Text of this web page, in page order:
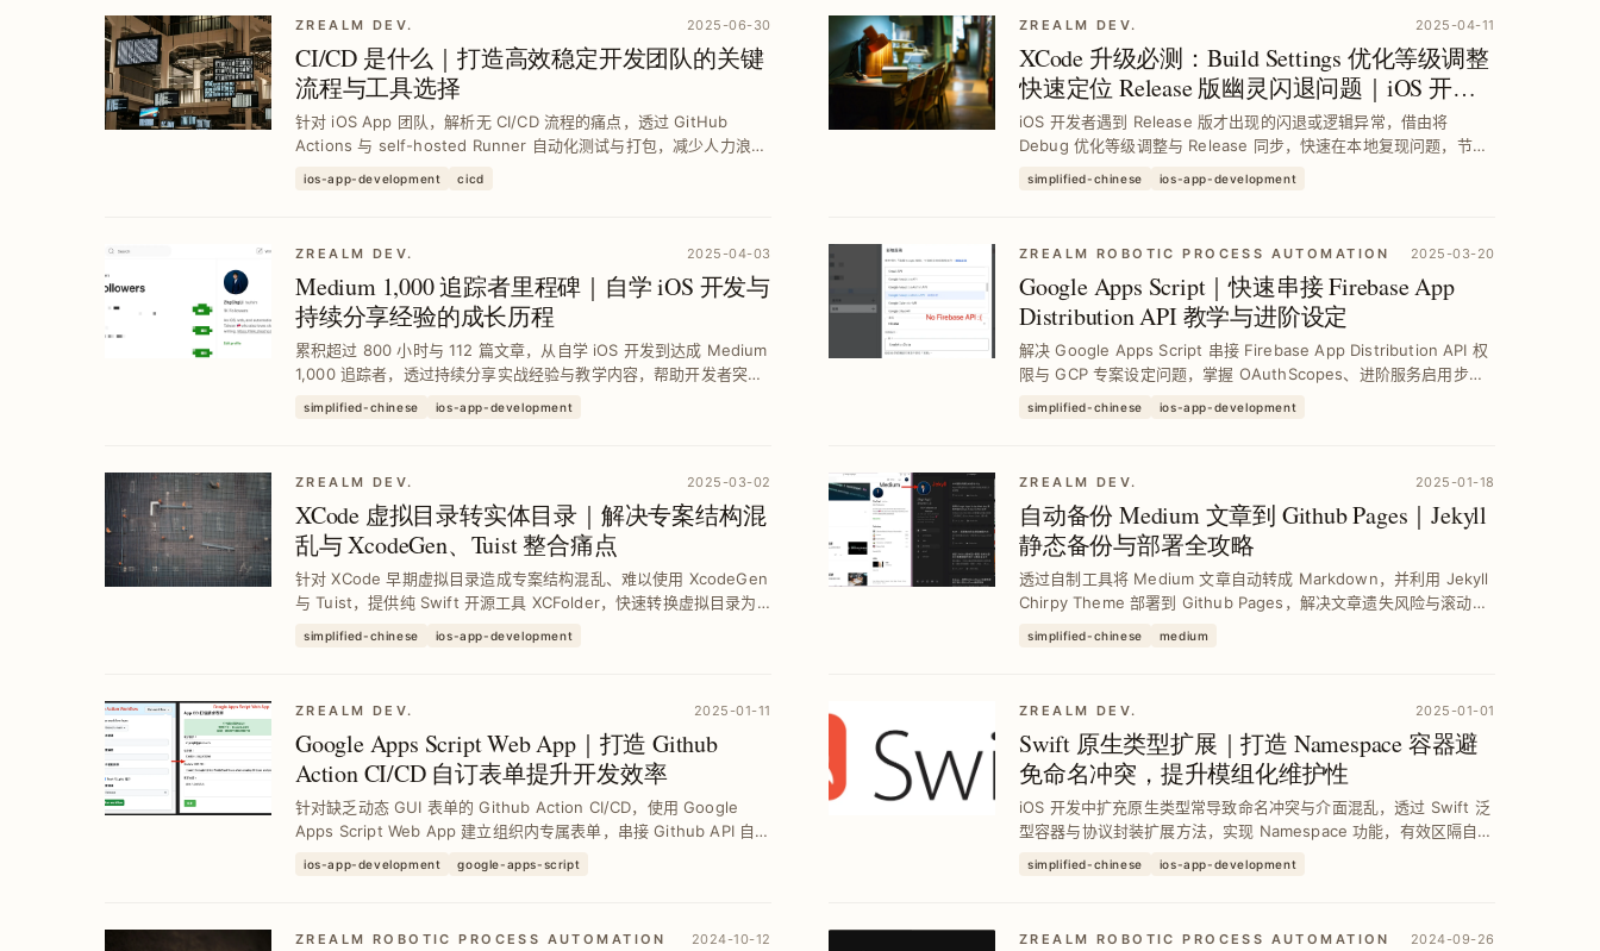
ZREALM DEV. 2025-06-30
CI/CD 是什么｜打造高效稳定开发团队的关键
流程与工具选择
针对 iOS App 团队，解析无 CI/CD 流程的痛点，透过 GitHub
Actions 与 self-hosted Runner 自动化测试与打包，减少人力浪费
ios-app-development cicd
ZREALM DEV. 2025-04-11
XCode 升级必测：Build Settings 优化等级调整
快速定位 Release 版幽灵闪退问题｜iOS 开发
实战技巧
iOS 开发者遇到 Release 版才出现的闪退或逻辑异常，借由将
Debug 优化等级调整与 Release 同步，快速在本地复现问题，节省
护效率。
simplified-chinese ios-app-development
ZREALM DEV. 2025-04-03
Medium 1,000 追踪者里程碑｜自学 iOS 开发与
持续分享经验的成长历程
累积超过 800 小时与 112 篇文章，从自学 iOS 开发到达成 Medium
1,000 追踪者，透过持续分享实战经验与教学内容，帮助开发者突破
simplified-chinese ios-app-development
ZREALM ROBOTIC PROCESS AUTOMATION 2025-03-20
Google Apps Script｜快速串接 Firebase App
Distribution API 教学与进阶设定
解决 Google Apps Script 串接 Firebase App Distribution API 权
限与 GCP 专案设定问题，掌握 OAuthScopes、进阶服务启用步
simplified-chinese ios-app-development
ZREALM DEV. 2025-03-02
XCode 虚拟目录转实体目录｜解决专案结构混
乱与 XcodeGen、Tuist 整合痛点
针对 XCode 早期虚拟目录造成专案结构混乱、难以使用 XcodeGen
与 Tuist，提供纯 Swift 开源工具 XCFolder，快速转换虚拟目录为
simplified-chinese ios-app-development
ZREALM DEV. 2025-01-18
自动备份 Medium 文章到 Github Pages｜Jekyll
静态备份与部署全攻略
透过自制工具将 Medium 文章自动转成 Markdown，并利用 Jekyll
Chirpy Theme 部署到 Github Pages，解决文章遗失风险与滚动卡
simplified-chinese medium
ZREALM DEV. 2025-01-11
Google Apps Script Web App｜打造 Github
Action CI/CD 自订表单提升开发效率
针对缺乏动态 GUI 表单的 Github Action CI/CD，使用 Google
Apps Script Web App 建立组织内专属表单，串接 Github API 自动
ios-app-development google-apps-script
ZREALM DEV. 2025-01-01
Swift 原生类型扩展｜打造 Namespace 容器避
免命名冲突，提升模组化维护性
iOS 开发中扩充原生类型常导致命名冲突与介面混乱，透过 Swift 泛
型容器与协议封装扩展方法，实现 Namespace 功能，有效区隔自订
simplified-chinese ios-app-development
ZREALM ROBOTIC PROCESS AUTOMATION 2024-10-12 ZREALM ROBOTIC PROCESS AUTOMATION 2024-09-26